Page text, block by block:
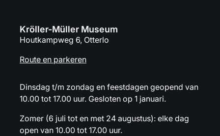
Kröller-Müller Museum
Houtkampweg 6, Otterlo
Route en parkeren
Dinsdag t/m zondag en feestdagen geopend van
10.00 tot 17.00 uur. Gesloten op 1 januari.
Zomer (6 juli tot en met 24 augustus): elke dag
open van 10.00 tot 17.00 uur.